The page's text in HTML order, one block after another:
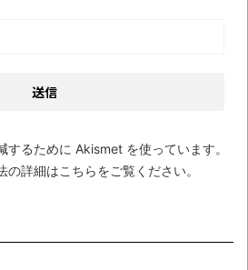
するために Akismet を使っています。
の詳細はこちらをご覧ください。